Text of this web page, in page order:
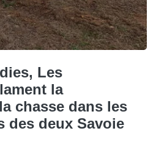
Les
la
chasse dans les
des deux Savoie